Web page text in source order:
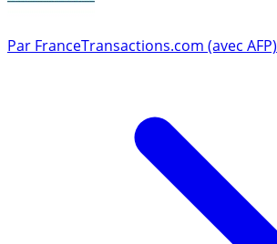
Par FranceTransactions.com (avec AFP)